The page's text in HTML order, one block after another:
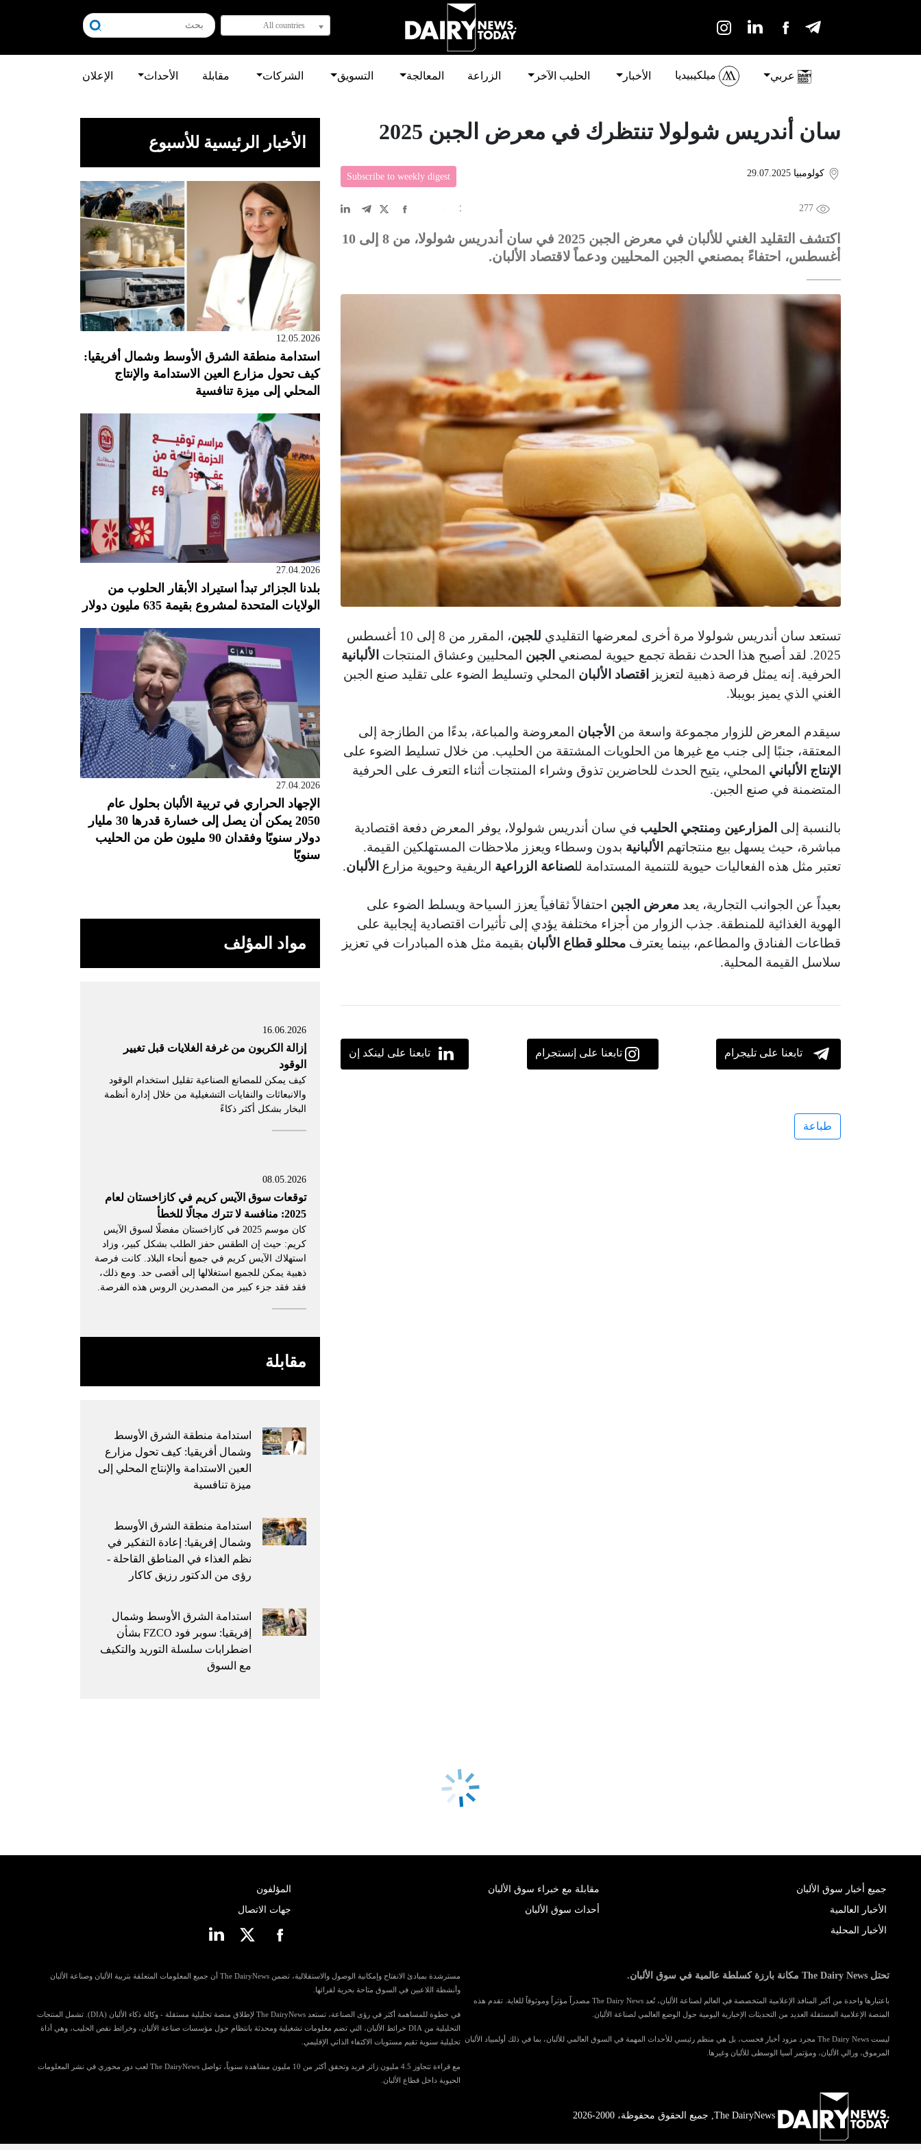
All countries
عربي ميلكيبيديا الأخبار الحليب الآخر الزراعة المعالجة التسويق الشركات مقابلة الأحداث الإعلان
سان أندريس شولولا تنتظرك في معرض الجبن 2025
كولومبيا 29.07.2025
Subscribe to weekly digest
277
中文
DE عربى
اكتشف التقليد الغني للألبان في معرض الجبن 2025 في سان أندريس شولولا، من 8 إلى 10
أغسطس، احتفاءً بمصنعي الجبن المحليين ودعماً لاقتصاد الألبان.
تستعد سان أندريس شولولا مرة أخرى لمعرضها التقليدي للجبن
، المقرر من 8 إلى 10 أغسطس
2025. لقد أصبح هذا الحدث نقطة تجمع حيوية لمصنعي
الجبن المحليين وعشاق المنتجات الألبانية
الحرفية. إنه يمثل فرصة ذهبية لتعزيز
اقتصاد الألبان المحلي وتسليط الضوء على تقليد صنع الجبن
الغني الذي يميز بويبلا.
سيقدم المعرض للزوار مجموعة واسعة من الأجبان المعروضة والمباعة، بدءًا من الطازجة إلى
المعتقة، جنبًا إلى جنب مع غيرها من الحلويات المشتقة من الحليب. من خلال تسليط الضوء على
الإنتاج الألباني المحلي، يتيح الحدث للحاضرين تذوق وشراء المنتجات أثناء التعرف على الحرفية
المتضمنة في صنع الجبن.
بالنسبة إلى المزارعين ومنتجي الحليب في سان أندريس شولولا، يوفر المعرض دفعة اقتصادية
مباشرة، حيث يسهل بيع منتجاتهم الألبانية بدون وسطاء ويعزز ملاحظات المستهلكين القيمة.
تعتبر مثل هذه الفعاليات حيوية للتنمية المستدامة للصناعة الزراعية الريفية وحيوية مزارع الألبان.
بعيداً عن الجوانب التجارية، يعد معرض الجبن احتفالاً ثقافياً يعزز السياحة ويسلط الضوء على
الهوية الغذائية للمنطقة. جذب الزوار من أجزاء مختلفة يؤدي إلى تأثيرات اقتصادية إيجابية على
قطاعات الفنادق والمطاعم، بينما يعترف محللو قطاع الألبان بقيمة مثل هذه المبادرات في تعزيز
سلاسل القيمة المحلية.
تابعنا على تليجرام تابعنا على إنستجرام تابعنا على لينكد إن
طباعة
الأخبار الرئيسية للأسبوع
12.05.2026
استدامة منطقة الشرق الأوسط وشمال أفريقيا:
كيف تحول مزارع العين الاستدامة والإنتاج
المحلي إلى ميزة تنافسية
27.04.2026
بلدنا الجزائر تبدأ استيراد الأبقار الحلوب من
الولايات المتحدة لمشروع بقيمة 635 مليون دولار
27.04.2026
الإجهاد الحراري في تربية الألبان بحلول عام
2050 يمكن أن يصل إلى خسارة قدرها 30 مليار
دولار سنويًا وفقدان 90 مليون طن من الحليب
سنويًا
مواد المؤلف
16.06.2026
إزالة الكربون من غرفة الغلايات قبل تغيير
الوقود
كيف يمكن للمصانع الصناعية تقليل استخدام الوقود
والانبعاثات والنفايات التشغيلية من خلال إدارة أنظمة
البخار بشكل أكثر ذكاءً
08.05.2026
توقعات سوق الآيس كريم في كازاخستان لعام
2025: منافسة لا تترك مجالًا للخطأ
كان موسم 2025 في كازاخستان مفضلًا لسوق الآيس
كريم: حيث إن الطقس حفز الطلب بشكل كبير، وزاد
استهلاك الآيس كريم في جميع أنحاء البلاد. كانت فرصة
ذهبية يمكن للجميع استغلالها إلى أقصى حد. ومع ذلك،
فقد فقد جزء كبير من المصدرين الروس هذه الفرصة.
مقابلة
استدامة منطقة الشرق الأوسط
وشمال أفريقيا: كيف تحول مزارع
العين الاستدامة والإنتاج المحلي إلى
ميزة تنافسية
استدامة منطقة الشرق الأوسط
وشمال إفريقيا: إعادة التفكير في
نظم الغذاء في المناطق القاحلة -
رؤى من الدكتور رزيق كاكار
استدامة الشرق الأوسط وشمال
إفريقيا: سوبر فود FZCO بشأن
اضطرابات سلسلة التوريد والتكيف
مع السوق
جميع أخبار سوق الألبان
الأخبار العالمية
الأخبار المحلية
مقابلة مع خبراء سوق الألبان
أحداث سوق الألبان
المؤلفون
جهات الاتصال
تحتل The Dairy News مكانة بارزة كسلطة عالمية في سوق الألبان.
باعتبارها واحدة من أكبر المنافذ الإعلامية المتخصصة في العالم لصناعة الألبان، تُعد The Dairy News مصدراً مؤثراً وموثوقاً للغاية. تقدم هذه
المنصة الإعلامية المستقلة العديد من التحديثات الإخبارية اليومية حول الوضع العالمي لصناعة الألبان.
ليست The Dairy News مجرد مزود أخبار فحسب، بل هي منظم رئيسي للأحداث المهمة في السوق العالمي للألبان، بما في ذلك أولمبياد الألبان
المرموق، ورالي الألبان، ومؤتمر آسيا الوسطى للألبان وغيرها.
The DairyNews, جميع الحقوق محفوظة، 2000-2026
مسترشدة بمبادئ الانفتاح وإمكانية الوصول والاستقلالية، تضمن The DairyNews أن جميع المعلومات المتعلقة بتربية الألبان وصناعة الألبان
وأنشطة اللاعبين في السوق متاحة بحرية لقرائها.
في خطوة للمساهمة أكثر في رؤى الصناعة، تستعد The DairyNews لإطلاق منصة تحليلية مستقلة - وكالة ذكاء الألبان (DIA). تشمل المنتجات
التحليلية من DIA خرائط الألبان، التي تضم معلومات تشغيلية ومحدثة بانتظام حول مؤسسات صناعة الألبان، وخرائط نقص الحليب، وهي أداة
تحليلية سنوية تقيم مستويات الاكتفاء الذاتي الإقليمي.
مع قراءة تتجاوز 4.5 مليون زائر فريد وتحقق أكثر من 10 مليون مشاهدة سنوياً، تواصل The DairyNews لعب دور محوري في نشر المعلومات
الحيوية داخل قطاع الألبان.